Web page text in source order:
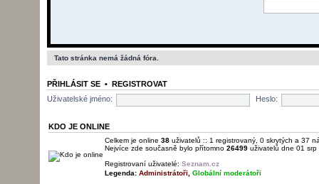
registrace možná jen z povolením administratora
poslušně hlásím, že jsem opět zde
@ Brutzel-Svejk- 04 led 2026, 06:54
@ Brutzel-Svejk - 10 led 2026, 20:18
vítám nové členy a přeji jim, úspěšný rok.
Návštěvník - 17 led 2026, 05:10
Tato stránka nemá žádná fóra.
PŘIHLÁSIT SE• REGISTROVAT
Uživatelské jméno:
Heslo:
KDO JE ONLINE
Celkem je online 38uživatelů :: 1 registrovaný, 0 skrytých a 37
Nejvíce zde současně bylo přítomno 26499uživatelů dne 01 srp
Registrovaní uživatelé: Seznam.cz
Legenda: Administrátoři Globální moderátoři